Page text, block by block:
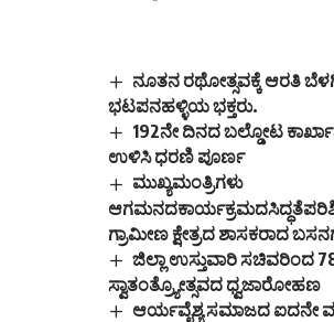
ನೂತನ ರಥೋತ್ಸವಕ್ಕೆ ಆರತಿ
ಭಟಪನಹಳ್ಳಿಯ ಭಕ್ತರು.
192ನೇ ದಿನದ ಬಲ್ಡೋಟ
ಉಳಿಸಿ ಧರಣಿ ಪೂರ್ಣ
ಮುಖ್ಯಮಂತ್ರಿಗಳು
ಗ್ರಾಮೀಣ ಕ್ಷೇತ್ರದ ಶಾಸಕರಾದ
ಜಿಲ್ಲಾ ಉಸ್ತುವಾರಿ ಸಚಿವರಿಂದ
ಸ್ವಾತಂತ್ರ್ಯೋತ್ಸವದ ಧ್ವಜಾರೋಹಣ
ಆರ್ಯವೈಶ್ಯ ಸಮಾಜದ ಐದನೇ